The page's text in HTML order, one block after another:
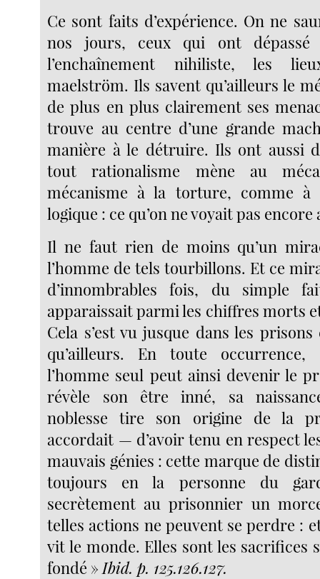
Ce sont faits d’expérience. On ne
nos jours, ceux qui ont dépassé
l’enchaînement nihiliste, les
maelström. Ils savent qu’ailleurs le
de plus en plus clairement ses
trouve au centre d’une grande
manière à le détruire. Ils ont aussi
tout rationalisme mène au
mécanisme à la torture, comme à
logique : ce qu’on ne voyait pas encore
Il ne faut rien de moins qu’un
l’homme de tels tourbillons. Et ce
d’innombrables fois, du simple
apparaissait parmi les chiffres morts
Cela s’est vu jusque dans les
qu’ailleurs. En toute occurrence,
l’homme seul peut ainsi devenir le
révèle son être inné, sa
noblesse tire son origine de la
accordait — d’avoir tenu en respect
mauvais génies : cette marque de
toujours en la personne du
secrètement au prisonnier un
telles actions ne peuvent se perdre : et
vit le monde. Elles sont les sacrifices
fondé » Ibid. p. 125.126.127.